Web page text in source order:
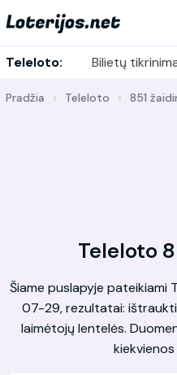
Teleloto: Bilietų
Pradžia Teleloto 851
Teleloto
Šiame puslapyje pateikiami
07-29, rezultatai:
laimėtojų lentelės.